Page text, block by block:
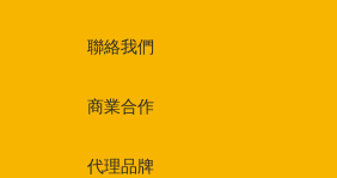
聯絡我們
商業合作
代理品牌